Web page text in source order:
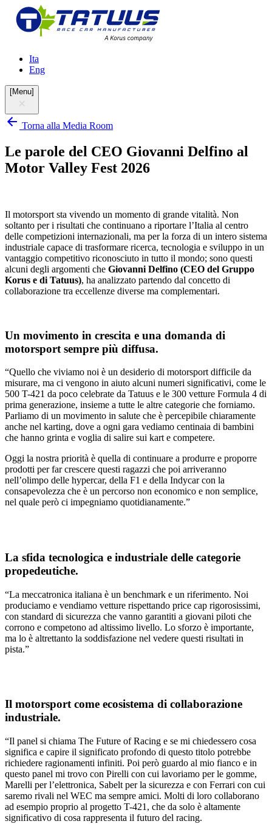
Ita
Eng
[Menu]
Torna alla Media Room
Le parole del CEO Giovanni Delfino al
Motor Valley Fest 2026
Il motorsport sta vivendo un momento di grande vitalità. Non
soltanto per i risultati che continuano a riportare l’Italia al centro
delle competizioni internazionali, ma per la forza di un intero sistema
industriale capace di trasformare ricerca, tecnologia e sviluppo in un
vantaggio competitivo riconosciuto in tutto il mondo; sono questi
alcuni degli argomenti che Giovanni Delfino (CEO del Gruppo
Korus e di Tatuus), ha analizzato partendo dal concetto di
collaborazione tra eccellenze diverse ma complementari.
Un movimento in crescita e una domanda di
motorsport sempre più diffusa.
“Quello che viviamo noi è un desiderio di motorsport difficile da
misurare, ma ci vengono in aiuto alcuni numeri significativi, come le
500 T-421 da poco celebrate da Tatuus e le 300 vetture Formula 4 di
prima generazione, insieme a tutte le altre categorie che forniamo.
Parliamo di un movimento in salute che è percepibile chiaramente
anche nel karting, dove a ogni gara vediamo centinaia di bambini
che hanno grinta e voglia di salire sui kart e competere.
Oggi la nostra priorità è quella di continuare a produrre e proporre
prodotti per far crescere questi ragazzi che poi arriveranno
nell’olimpo delle hypercar, della F1 e della Indycar con la
consapevolezza che è un percorso non economico e non semplice,
nel quale però ci impegniamo quotidianamente.”
La sfida tecnologica e industriale delle categorie
propedeutiche.
“La meccatronica italiana è un benchmark e un riferimento. Noi
produciamo e vendiamo vetture rispettando price cap rigorosissimi,
con standard di sicurezza che vanno garantiti a giovani piloti che
corrono e competono ad altissimo livello. Lo sforzo è importante,
ma lo è altrettanto la soddisfazione nel vedere questi risultati in
pista.”
Il motorsport come ecosistema di collaborazione
industriale.
“Il panel si chiama The Future of Racing e se mi chiedessero cosa
significa e capire il significato profondo di questo titolo potrebbe
richiedere ragionamenti infiniti. Poi però guardo al mio fianco e in
questo panel mi trovo con Pirelli con cui lavoriamo per le gomme,
Marelli per l’elettronica, Sabelt per la sicurezza e con Ferrari con cui
saremo rivali nel WEC ma sempre amici. Molti di loro collaborano
ad esempio proprio al progetto T-421, che da solo è altamente
significativo di cosa rappresenta il futuro del racing.